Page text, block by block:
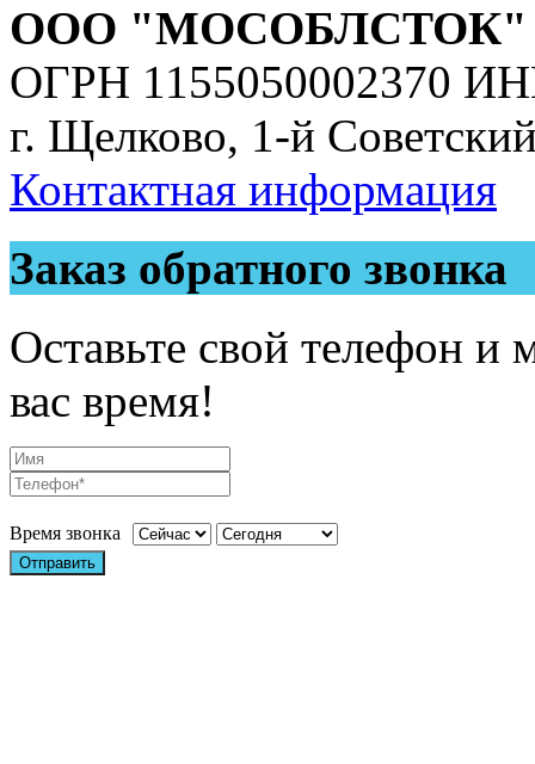
ООО "МОСОБЛСТОК"
ОГРН 1155050002370
г. Щелково, 1-й
Контактная информация
Заказ обратного звонка
Оставьте свой телефон и
вас время!
Время звонка
Отправить